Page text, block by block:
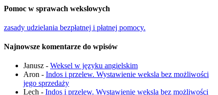
Pomoc w sprawach wekslowych
zasady udzielania bezpłatnej i płatnej pomocy.
Najnowsze komentarze do wpisów
Janusz - Weksel w języku angielskim
Aron - Indos i przelew. Wystawienie weksla bez możliwości
jego sprzedaży
Lech - Indos i przelew. Wystawienie weksla bez możliwości